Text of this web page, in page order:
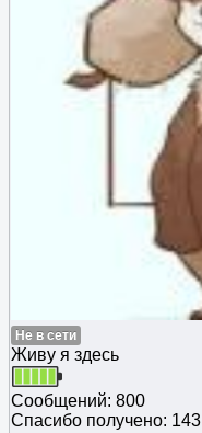
Не в сети
Живу я здесь
Сообщений: 800
Спасибо получено: 143